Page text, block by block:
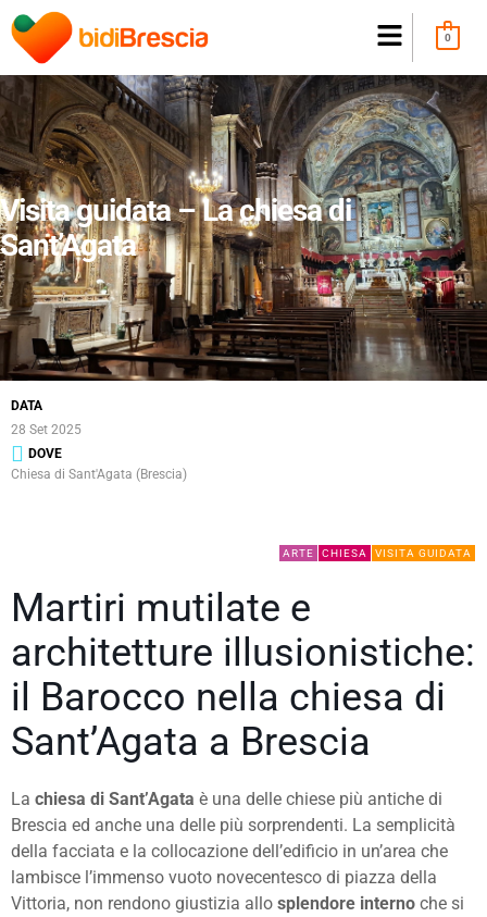
0
Visita guidata – La chiesa di
Sant’Agata
DATA
28 Set 2025
DOVE
Chiesa di Sant'Agata (Brescia)
ARTE CHIESA VISITA GUIDATA
Martiri mutilate e
architetture illusionistiche:
il Barocco nella chiesa di
Sant’Agata a Brescia
La chiesa di Sant’Agata è una delle chiese più antiche di
Brescia ed anche una delle più sorprendenti. La semplicità
della facciata e la collocazione dell’edificio in un’area che
lambisce l’immenso vuoto novecentesco di piazza della
Vittoria, non rendono giustizia allo splendore interno che si